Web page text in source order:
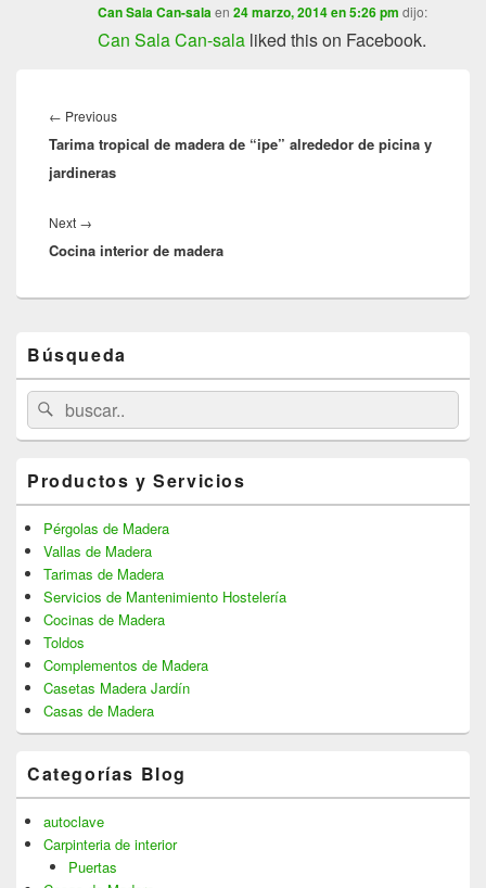
Can Sala Can-salaen24 marzo, 2014 en 5:26 pm dijo:
Can Sala Can-sala liked this on Facebook.
de
entradas
← Previous
post:
Tarima tropical de madera de “ipe” alrededor de picina y
jardineras
Next →
post:
Cocina interior de madera
Sidebar
Widget
Area
Búsqueda
Search
for:
Search
Productos y Servicios
Pérgolas de Madera
Vallas de Madera
Tarimas de Madera
Servicios de Mantenimiento Hostelería
Cocinas de Madera
Toldos
Complementos de Madera
Casetas Madera Jardín
Casas de Madera
Categorías Blog
autoclave
Carpinteria de interior
Puertas